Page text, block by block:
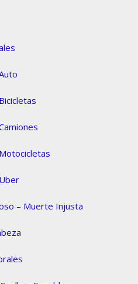
– Muerte Injusta